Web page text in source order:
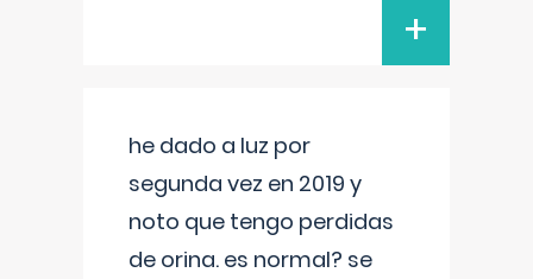
+
he dado a luz por
segunda vez en 2019 y
noto que tengo perdidas
de orina. es normal? se